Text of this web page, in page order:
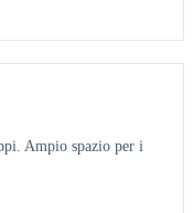
Ampio spazio per i